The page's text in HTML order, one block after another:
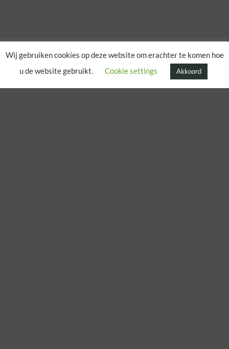
Wij gebruiken cookies op deze website om erachter te komen hoe
u de website gebruikt.
Cookie settings Akkoord